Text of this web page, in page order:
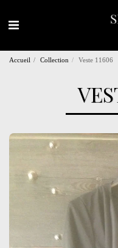
Accueil Collection Veste 11606